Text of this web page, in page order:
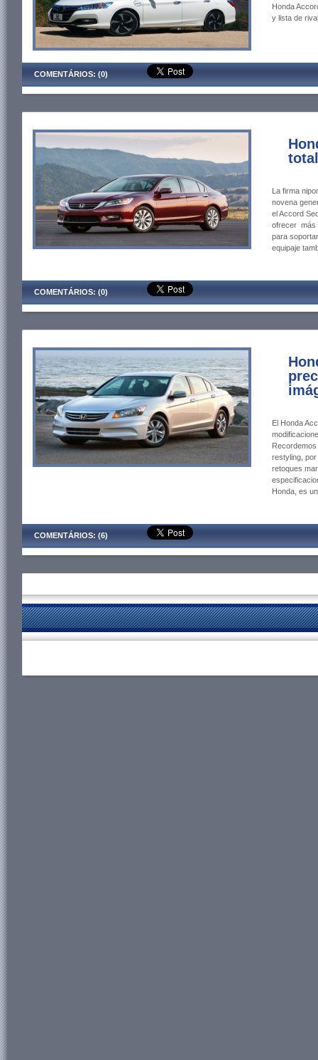
Honda
y lista de
COMENTÁRIOS: (0)
La firma
novena
el Accord
ofrecer más
para
equipaje
COMENTÁRIOS: (0)
El Honda
Recordemos
restyling,
retoques
Honda, es
COMENTÁRIOS: (6)